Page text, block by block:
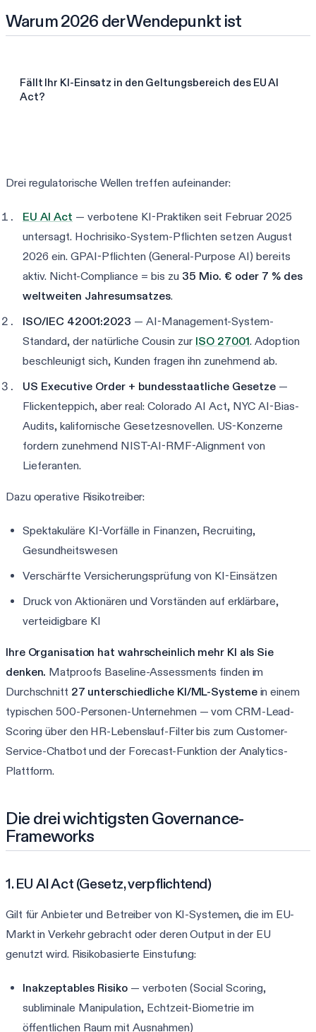
Warum 2026 der Wendepunkt ist
Fällt Ihr KI-Einsatz in den Geltungsbereich des EU AI
Act?
Drei regulatorische Wellen treffen aufeinander:
EU AI Act — verbotene KI-Praktiken seit Februar 2025
untersagt. Hochrisiko-System-Pflichten setzen August
2026 ein. GPAI-Pflichten (General-Purpose AI) bereits
aktiv. Nicht-Compliance = bis zu 35 Mio. € oder 7 % des
weltweiten Jahresumsatzes.
ISO/IEC 42001:2023 — AI-Management-System-
Standard, der natürliche Cousin zur ISO 27001. Adoption
beschleunigt sich, Kunden fragen ihn zunehmend ab.
US Executive Order + bundesstaatliche Gesetze —
Flickenteppich, aber real: Colorado AI Act, NYC AI-Bias-
Audits, kalifornische Gesetzesnovellen. US-Konzerne
fordern zunehmend NIST-AI-RMF-Alignment von
Lieferanten.
Dazu operative Risikotreiber:
Spektakuläre KI-Vorfälle in Finanzen, Recruiting,
Gesundheitswesen
Verschärfte Versicherungsprüfung von KI-Einsätzen
Druck von Aktionären und Vorständen auf erklärbare,
verteidigbare KI
Ihre Organisation hat wahrscheinlich mehr KI als Sie
denken. Matproofs Baseline-Assessments finden im
Durchschnitt 27 unterschiedliche KI/ML-Systemein einem
typischen 500-Personen-Unternehmen — vom CRM-Lead-
Scoring über den HR-Lebenslauf-Filter bis zum Customer-
Service-Chatbot und der Forecast-Funktion der Analytics-
Plattform.
Die drei wichtigsten Governance-
Frameworks
1. EU AI Act (Gesetz, verpflichtend)
Gilt für Anbieter und Betreiber von KI-Systemen, die im EU-
Markt in Verkehr gebracht oder deren Output in der EU
genutzt wird. Risikobasierte Einstufung:
Inakzeptables Risiko — verboten (Social Scoring,
subliminale Manipulation, Echtzeit-Biometrie im
öffentlichen Raum mit Ausnahmen)